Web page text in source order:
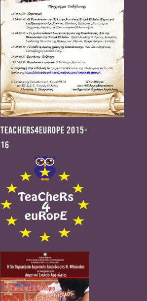
Teachers4Europe 2015-
16